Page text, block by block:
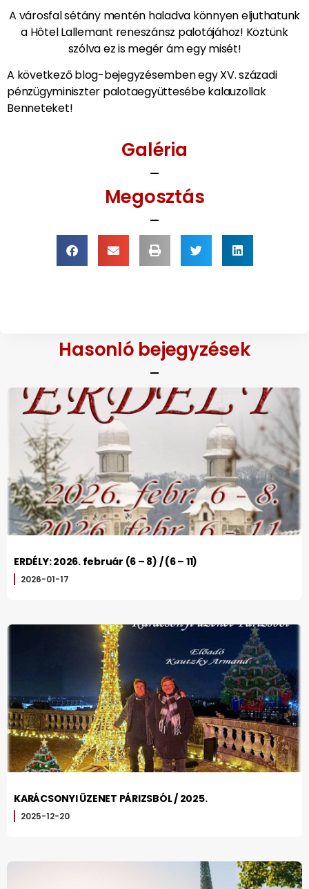
A városfal sétány mentén haladva könnyen eljuthatunk
a Hôtel Lallemant reneszánsz palotájához! Köztünk
szólva ez is megér ám egy misét!
A következő blog-bejegyzésemben egy XV. századi
pénzügyminiszter palotaegyüttesébe kalauzollak
Benneteket!
Galéria
Megosztás
Hasonló bejegyzések
ERDÉLY: 2026. február (6 – 8) / (6 – 11)
2026-01-17
KARÁCSONYI ÜZENET PÁRIZSBÓL / 2025.
2025-12-20